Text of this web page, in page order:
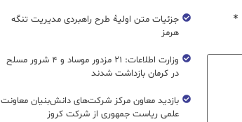
*
جزئیات متن اولیۀ طرح راهبردی مدیریت تنگه
هرمز
وزارت اطلاعات: ۲۱ مزدور موساد و ۴ شرور مسلح
در کرمان بازداشت شدند
بازدید معاون مرکز شرکت‌های دانش‌بنیان معاونت
علمی ریاست جمهوری از شرکت کروز